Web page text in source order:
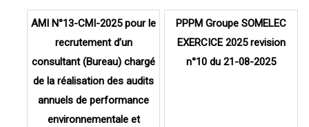
PPPM Groupe SOMELEC
EXERCICE 2025 revision
n°10 du 21-08-2025
AMI N°13-CMI-2025 pour le
recrutement d’un
consultant (Bureau) chargé
de la réalisation des audits
annuels de performance
environnementale et
Pages